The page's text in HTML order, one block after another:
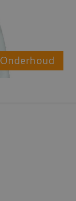
Onderhoud